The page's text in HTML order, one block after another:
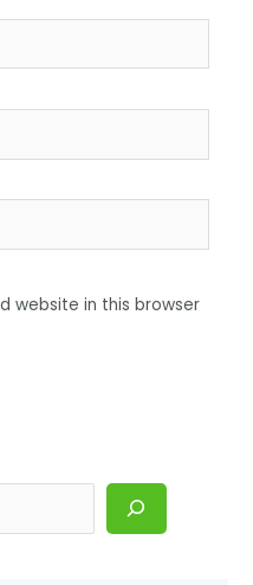
website in this browser